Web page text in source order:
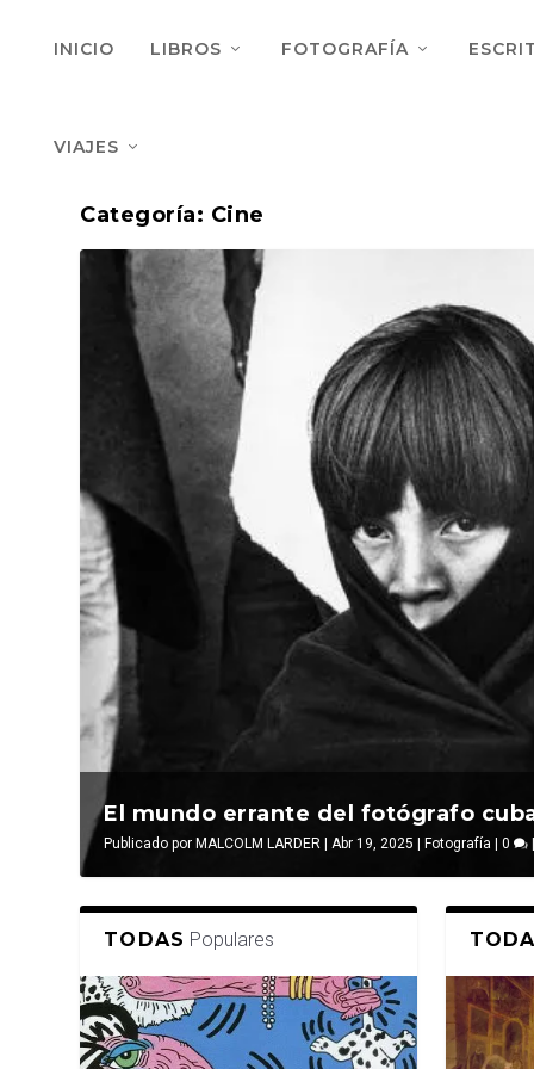
INICIO LIBROS FOTOGRAFÍA
VIAJES
Categoría: Cine
El mundo errante del fotógrafo
Publicado por MALCOLM LARDER |Abr 19, 2025 Fotografía |0
TODAS Populares